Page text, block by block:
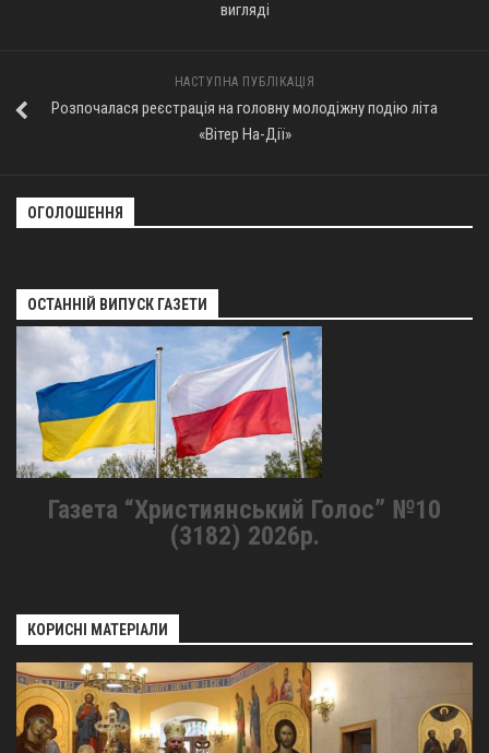
вигляді
НАСТУПНА ПУБЛІКАЦІЯ
Розпочалася реєстрація на головну молодіжну подію літа
«Вітер На-Дії»
ОГОЛОШЕННЯ
ОСТАННІЙ ВИПУСК ГАЗЕТИ
Газета “Християнський Голос” №10
(3182) 2026р.
КОРИСНІ МАТЕРІАЛИ